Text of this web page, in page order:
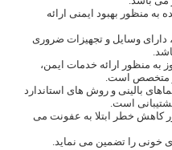
به منظور بهبود ایمنی ارائه
دارای وسایل و تجهیزات ضروری
به منظور ارائه خدمات ایمن،
و متخصص است.
بالینی و روش های استاندارد
است.
کاهش خطر ابتلا به عفونت می
خونی را تضمین می نماید.